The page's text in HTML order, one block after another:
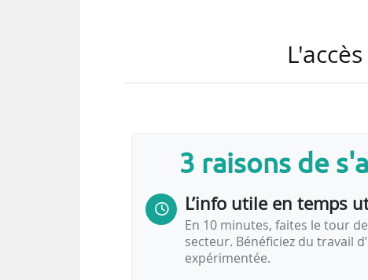
• une dérogation temporaire à
Leur objectif est d’instaurer, à titre
en Île-de-France, un nouveau
3 raisons de
L’info utile en temps
En 10 minutes, faites le tour
secteur. Bénéficiez du travail
expérimentée.